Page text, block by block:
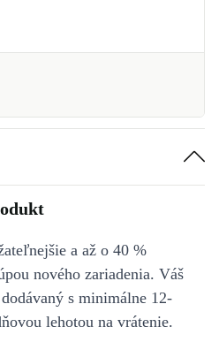
a až o 40 %
nového zariadenia. Váš
s minimálne 12-
lehotou na vrátenie.